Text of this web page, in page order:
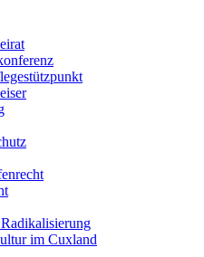
im Cuxland